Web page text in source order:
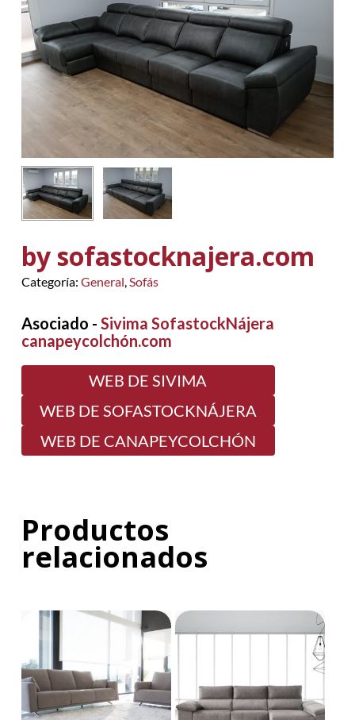
by sofastocknajera.com
Categoría: General,Sofás
Asociado - Sivima SofastockNájera
canapeycolchón.com
WEB DE SIVIMA
WEB DE SOFASTOCKNÁJERA
WEB DE CANAPEYCOLCHÓN
Productos
relacionados